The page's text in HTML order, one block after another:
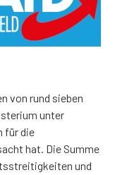
von rund sieben
unter
für die
hat. Die Summe
und